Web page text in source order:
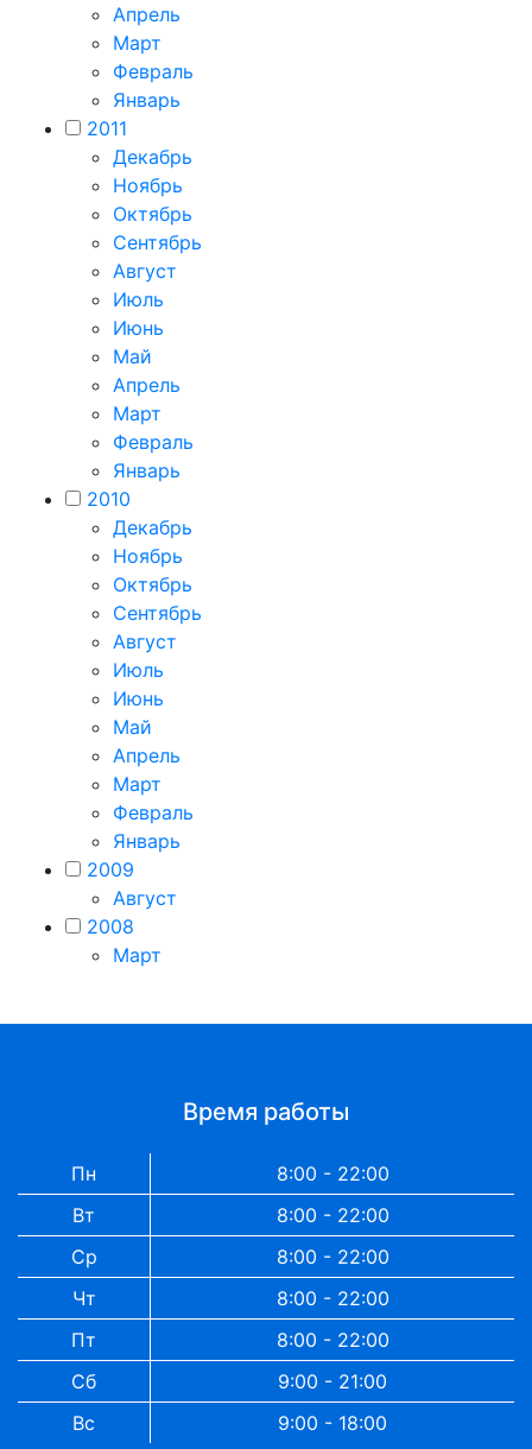
Апрель
Март
Февраль
Январь
2011
Декабрь
Ноябрь
Октябрь
Сентябрь
Август
Июль
Июнь
Май
Апрель
Март
Февраль
Январь
2010
Декабрь
Ноябрь
Октябрь
Сентябрь
Август
Июль
Июнь
Май
Апрель
Март
Февраль
Январь
2009
Август
2008
Март
Время работы
Пн
8:00 - 22:00
Вт
8:00 - 22:00
Ср
8:00 - 22:00
Чт
8:00 - 22:00
Пт
8:00 - 22:00
Сб
9:00 - 21:00
Вс
9:00 - 18:00